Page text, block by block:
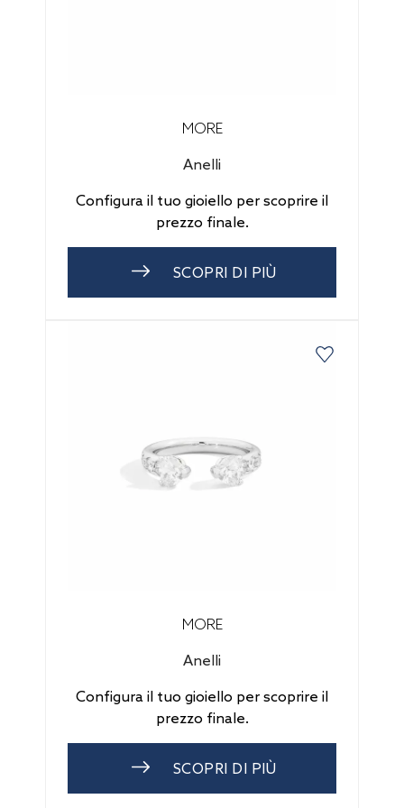
MORE
Anelli
Configura il tuo gioiello per scoprire il
prezzo finale.
SCOPRI DI PIÙ
MORE
Anelli
Configura il tuo gioiello per scoprire il
prezzo finale.
SCOPRI DI PIÙ